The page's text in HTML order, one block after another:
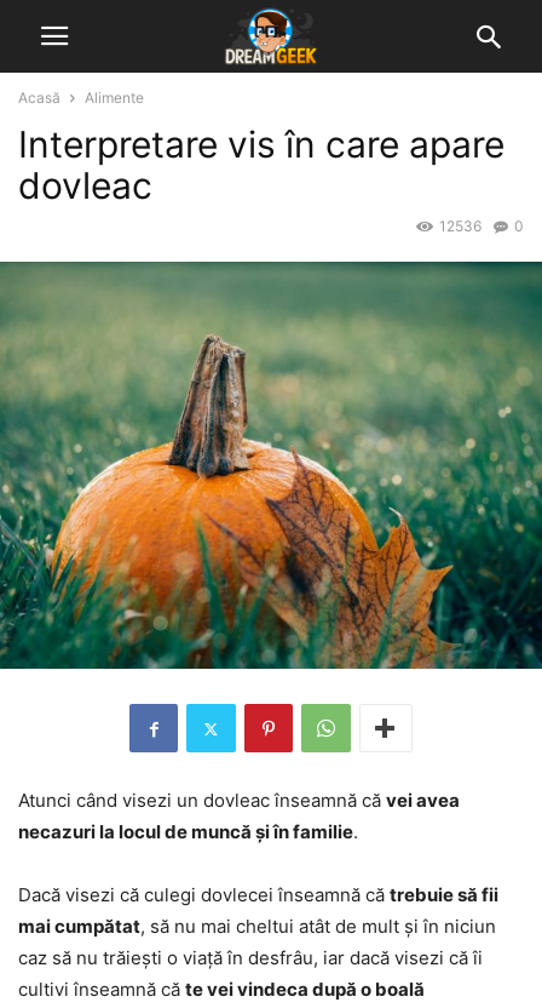
Acasă Alimente
Interpretare vis în care apare
dovleac
0
12536
Atunci când visezi un dovleac înseamnă că vei avea
necazuri la locul de muncă și în familie.
Dacă visezi că culegi dovlecei înseamnă că trebuie să fii
mai cumpătat, să nu mai cheltui atât de mult și în niciun
caz să nu trăiești o viață în desfrâu, iar dacă visezi că îi
cultivi înseamnă că te vei vindeca după o boală